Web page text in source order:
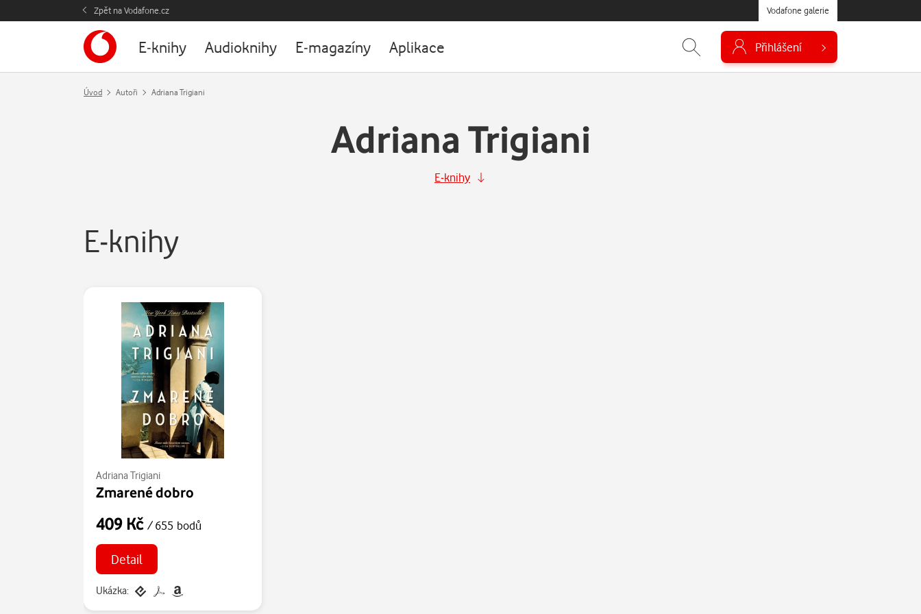
Zpět na Vodafone.cz Vodafone galerie
E-knihy Audioknihy E-magazíny Aplikace Přihlášení
Úvod Autoři Adriana Trigiani
Adriana Trigiani
E-knihy
E-knihy
Adriana Trigiani
Zmarené dobro
409 Kč / 655 bodů
Detail
Ukázka: